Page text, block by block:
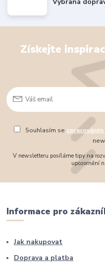
Získejte
Souhlasím se
V newsletteru posíláme tipy na
upozornění
Informace pro
Jak nakupovat
Doprava a platba